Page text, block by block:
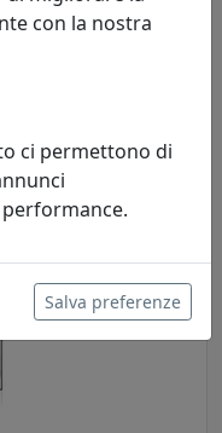
RITRATTO 13X18,
con la nostra
ci permettono di
Salva preferenze